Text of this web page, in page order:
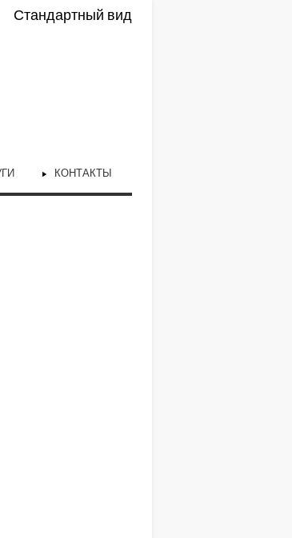
Стандартный вид
КОНТАКТЫ